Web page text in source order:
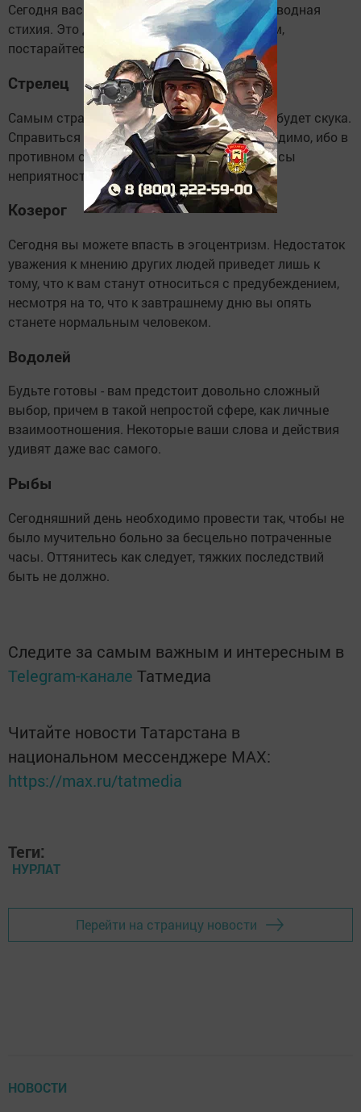
Сегодня вас будет неудержимо привлекать водная
стихия. Это даже может оказаться опасным,
постарайтесь не утонуть.
Стрелец
Самым страшным врагом для вас сегодня будет скука.
Справиться с ней будет непросто, но необходимо, ибо в
противном случае она станет причиной массы
неприятностей.
Козерог
Сегодня вы можете впасть в эгоцентризм. Недостаток
уважения к мнению других людей приведет лишь к
тому, что к вам станут относиться с предубеждением,
несмотря на то, что к завтрашнему дню вы опять
станете нормальным человеком.
Водолей
Будьте готовы - вам предстоит довольно сложный
выбор, причем в такой непростой сфере, как личные
взаимоотношения. Некоторые ваши слова и действия
удивят даже вас самого.
Рыбы
Сегодняшний день необходимо провести так, чтобы не
было мучительно больно за бесцельно потраченные
часы. Оттянитесь как следует, тяжких последствий
быть не должно.
Следите за самым важным и интересным в
Telegram-канале Татмедиа
Читайте новости Татарстана в
национальном мессенджере MАХ:
https://max.ru/tatmedia
Теги:
НУРЛАТ
Перейти на страницу новости
НОВОСТИ